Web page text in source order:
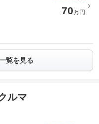
70万円
覧を見る
ルマ